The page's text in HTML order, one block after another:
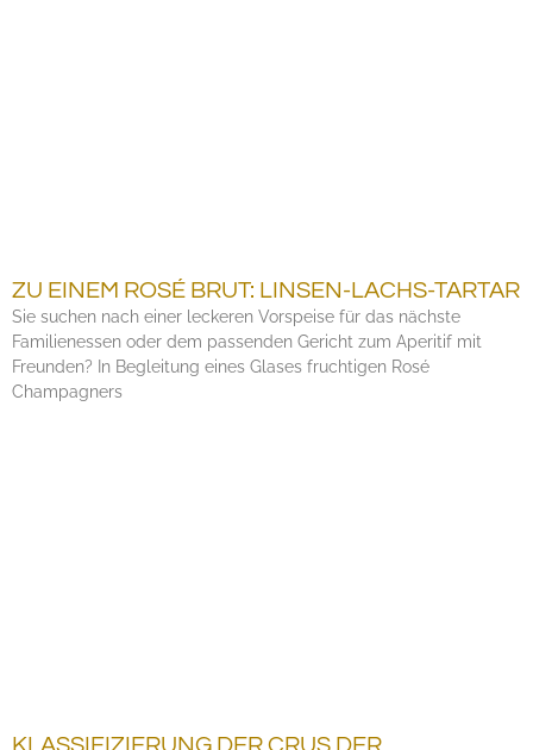
ZU EINEM ROSÉ BRUT: LINSEN-LACHS-TARTAR
Sie suchen nach einer leckeren Vorspeise für das nächste
Familienessen oder dem passenden Gericht zum Aperitif mit
Freunden? In Begleitung eines Glases fruchtigen Rosé
Champagners
KLASSIFIZIERUNG DER CRUS DER